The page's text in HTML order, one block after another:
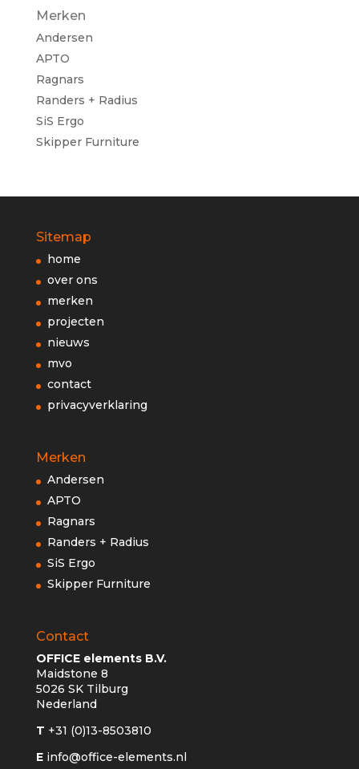
Merken
Andersen
APTO
Ragnars
Randers + Radius
SiS Ergo
Skipper Furniture
Sitemap
home
over ons
merken
projecten
nieuws
mvo
contact
privacyverklaring
Merken
Andersen
APTO
Ragnars
Randers + Radius
SiS Ergo
Skipper Furniture
Contact
OFFICE elements B.V.
Maidstone 8
5026 SK Tilburg
Nederland
T +31 (0)13-8503810
E info@office-elements.nl